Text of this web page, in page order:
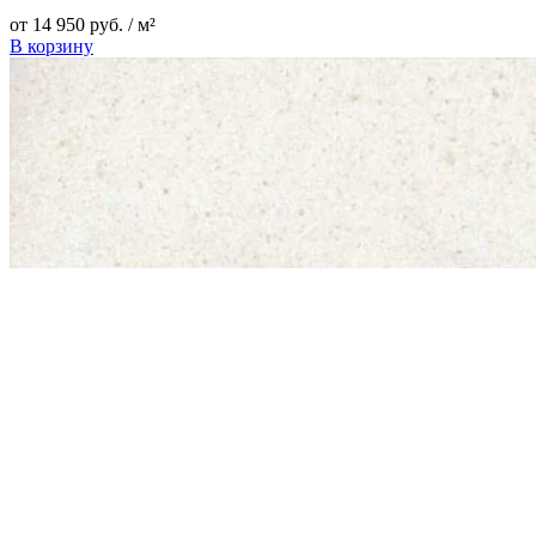
от 14 950 руб. / м²
В корзину